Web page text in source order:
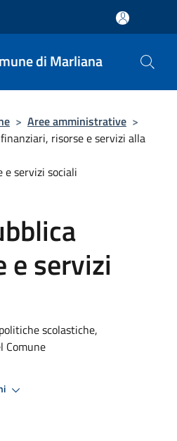
di Marliana
> Aree amministrative >
risorse e servizi alla
e servizi sociali
e servizi
scolastiche,
Comune